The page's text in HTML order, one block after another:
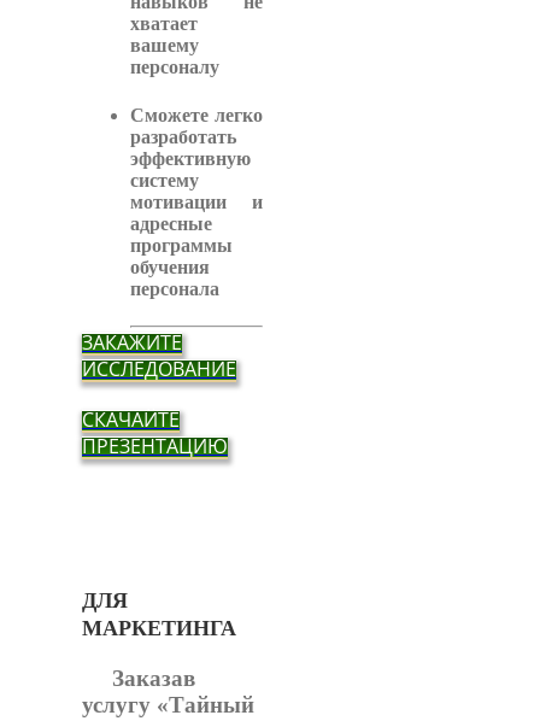
хватает
вашему
персоналу
Сможете легко
разработать
эффективную
систему
мотивации и
адресные
программы
обучения
персонала
ЗАКАЖИТЕ
ИССЛЕДОВАНИЕ
СКАЧАЙТЕ
ПРЕЗЕНТАЦИЮ
ДЛЯ
МАРКЕТИНГА
Заказав
услугу «Тайный